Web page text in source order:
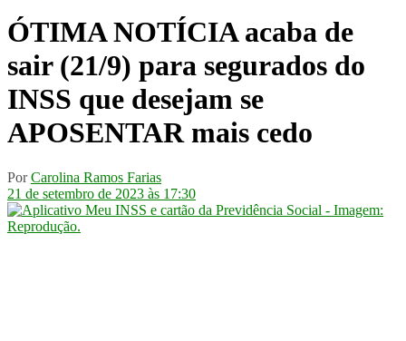
ÓTIMA NOTÍCIA acaba de
sair (21/9) para segurados do
INSS que desejam se
APOSENTAR mais cedo
Por Carolina Ramos Farias
21 de setembro de 2023 às 17:30